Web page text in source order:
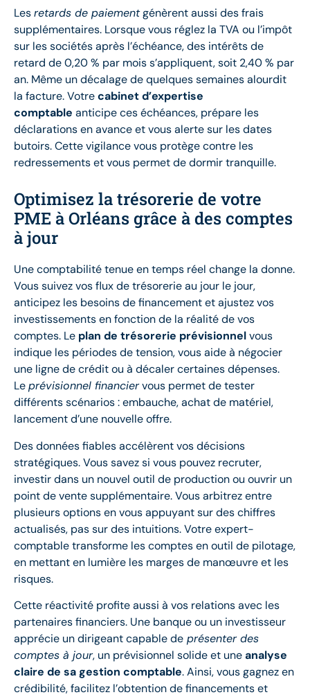
Lesretards de paiementgénèrent aussi des frais
supplémentaires. Lorsque vous réglez la TVA ou l’impôt
sur les sociétés après l’échéance, des intérêts de
retard de 0,20 % par mois s’appliquent, soit 2,40 % par
an. Même un décalage de quelques semaines alourdit
la facture. Votrecabinet d’expertise
comptable anticipe ces échéances, prépare les
déclarations en avance et vous alerte sur les dates
butoirs. Cette vigilance vous protège contre les
redressements et vous permet de dormir tranquille.
Optimisez la trésorerie de votre
PME à Orléans grâce à des comptes
à jour
Une comptabilité tenue en temps réel change la donne.
Vous suivez vos flux de trésorerie au jour le jour,
anticipez les besoins de financement et ajustez vos
investissements en fonction de la réalité de vos
comptes. Le plan de trésorerie prévisionnelvous
indique les périodes de tension, vous aide à négocier
une ligne de crédit ou à décaler certaines dépenses.
Leprévisionnel financiervous permet de tester
différents scénarios : embauche, achat de matériel,
lancement d’une nouvelle offre.
Des données fiables accélèrent vos décisions
stratégiques. Vous savez si vous pouvez recruter,
investir dans un nouvel outil de production ou ouvrir un
point de vente supplémentaire. Vous arbitrez entre
plusieurs options en vous appuyant sur des chiffres
actualisés, pas sur des intuitions. Votre expert-
comptable transforme les comptes en outil de pilotage,
en mettant en lumière les marges de manœuvre et les
risques.
Cette réactivité profite aussi à vos relations avec les
partenaires financiers. Une banque ou un investisseur
apprécie un dirigeant capable de présenter des
comptes à jour, un prévisionnel solide et uneanalyse
claire de sa gestion comptable. Ainsi, vous gagnez en
crédibilité, facilitez l’obtention de financements et